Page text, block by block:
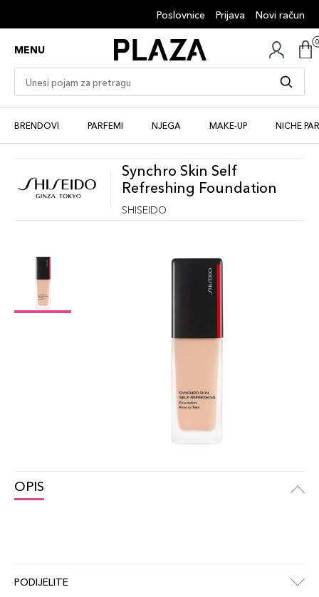
Poslovnice Prijava Novi račun
MENU
BRENDOVI PARFEMI NJEGA MAKE-UP NICHE
Synchro Skin Self
Refreshing Foundation
SHISEIDO
OPIS
PODIJELITE